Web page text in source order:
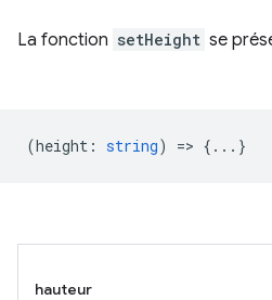
La fonction setHeight se
(height : string) => {...}
hauteur